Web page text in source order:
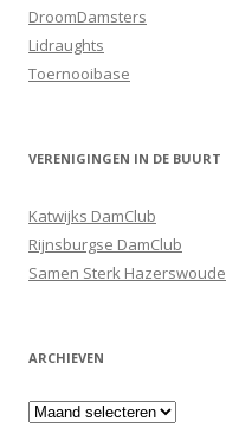
DroomDamsters
Lidraughts
Toernooibase
VERENIGINGEN IN DE BUURT
Katwijks DamClub
Rijnsburgse DamClub
Samen Sterk Hazerswoude
ARCHIEVEN
Archieven